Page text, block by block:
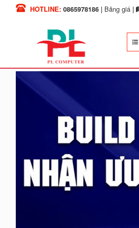
HOTLINE: 0865978186| Bảng giá|